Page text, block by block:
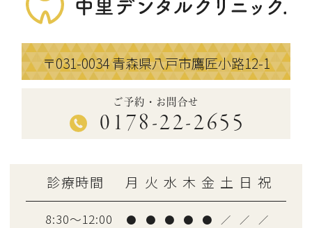
〒031-0034青森県八戸市鷹匠小路12-1
ご予約・お問合せ
0178-22-2655
診療時間 月 火 水 木 金 土 日 祝
8:30～12:00 ● ● ● ● ● ／ ／ ／